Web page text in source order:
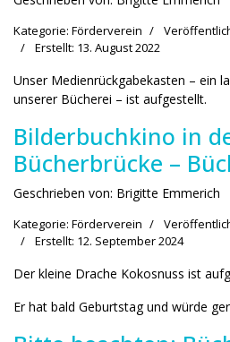
Kategorie: Förderverein
Erstellt: 13. August 2022
Unser Medienrückgabekasten – ein
unserer Bücherei – ist aufgestellt.
Bilderbuchkino in
Bücherbrücke –
Geschrieben von: Brigitte Emmerich
Kategorie: Förderverein
Erstellt: 12. September 2024
Der kleine Drache Kokosnuss ist
Er hat bald Geburtstag und würde